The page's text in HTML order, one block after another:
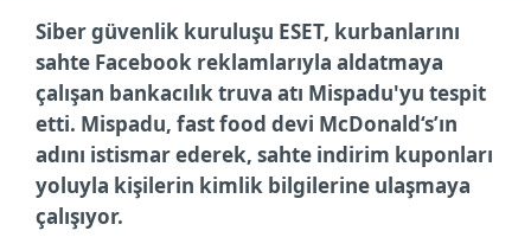
Siber güvenlik kuruluşu ESET, kurbanlarını
sahte Facebook reklamlarıyla aldatmaya
çalışan bankacılık truva atı Mispadu'yu tespit
etti. Mispadu, fast food devi McDonald‘s’ın
adını istismar ederek, sahte indirim kuponları
yoluyla kişilerin kimlik bilgilerine ulaşmaya
çalışıyor.